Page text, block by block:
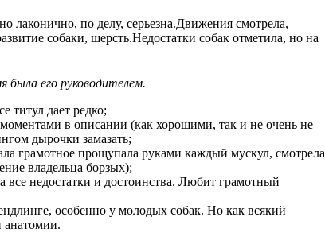
лаконично, по делу, серьезна.Движения смотрела,
собаки, шерсть.Недостатки собак отметила, но на
его руководителем.
титул дает редко;
в описании (как хорошими, так и не очень не
дырочки замазать;
грамотное прощупала руками каждый мускул, смотрела
владельца борзых);
все недостатки и достоинства. Любит грамотный
особенно у молодых собак. Но как всякий
анатомии.